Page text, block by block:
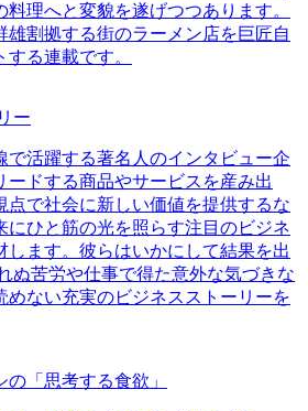
料理へと変貌を遂げつつあります。
雄割拠する街のラーメン店を巨匠自
る連載です。
ー
で活躍する著名人のインタビュー企
ードする商品やサービスを産み出
点で社会に新しい価値を提供するな
にひと筋の光を照らす注目のビジネ
します。彼らはいかにして結果を出
ぬ苦労や仕事で得た意外な気づきな
めない充実のビジネスストーリーを
「思考する食欲」